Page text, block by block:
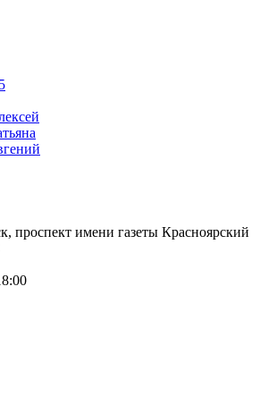
проспект имени газеты Красноярский